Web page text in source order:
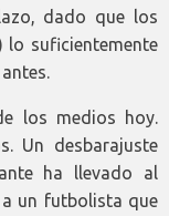
dado que los
lo suficientemente
los medios hoy.
Un desbarajuste
ha llevado al
un futbolista que